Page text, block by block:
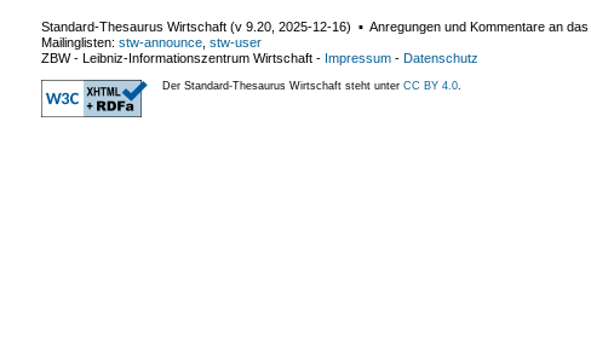
Standard-Thesaurus Wirtschaft (v 9.20 2025-12-16) ▪ Anregungen und Kommentare an das
Mailinglisten: stw-announce stw-user
ZBW - Leibniz-Informationszentrum Wirtschaft - Impressum - Datenschutz
Der Standard-Thesaurus Wirtschaft steht unter CC BY 4.0